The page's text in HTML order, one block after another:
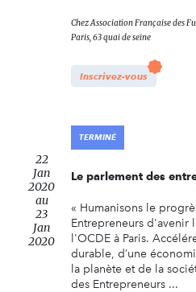
ChezAssociation Française des
Paris, 63 quai de seine
Inscrivez-vous
22
Jan
2020
au
23
Jan
2020
TERMINÉ
Le parlement des
« Humanisons le
Entrepreneurs d'avenir
l'OCDE à Paris.
durable, d’une
la planète et de la
des Entrepreneurs ...